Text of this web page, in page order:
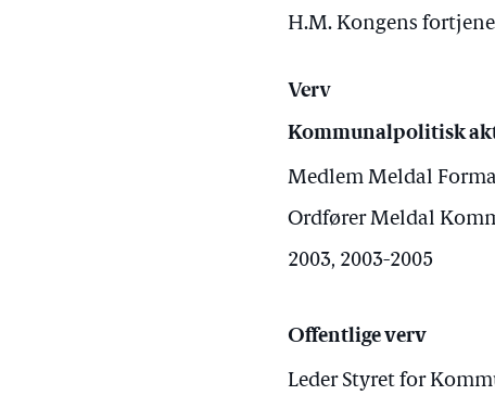
H.M. Kongens
Verv
Kommunalpolitisk
Medlem Meldal
Ordfører Meldal
2003, 2003-2005
Offentlige verv
Leder Styret for